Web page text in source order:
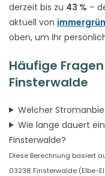
derzeit bis zu 43 % –
aktuell von
oben, um Ihr
Häufige
Finsterwalde
Welcher
Wie lange dauert
Finsterwalde?
Diese Berechnung basiert
03238 Finsterwalde (Elbe-